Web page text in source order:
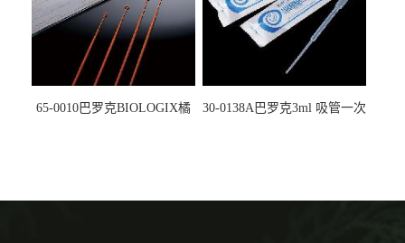
65-0010巴罗克BIOLOGIX橘
30-0138A巴罗克3ml 吸管一次